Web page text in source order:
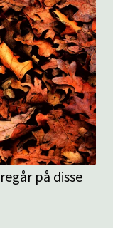
Fold
ut
på disse